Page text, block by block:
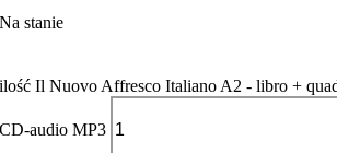
Na stanie
ilość Il Nuovo Affresco Italiano A2 - libro +
CD-audio MP3